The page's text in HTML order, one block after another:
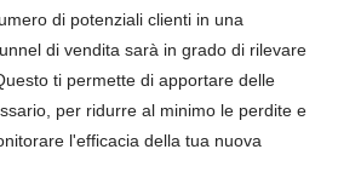
di potenziali clienti in una
di vendita sarà in grado di rilevare
ti permette di apportare delle
per ridurre al minimo le perdite e
l'efficacia della tua nuova